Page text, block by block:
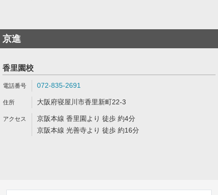
京進
香里園校
072-835-2691
大阪府寝屋川市香里新町22-3
京阪本線 香里園より 徒歩 約4分
京阪本線 光善寺より 徒歩 約16分